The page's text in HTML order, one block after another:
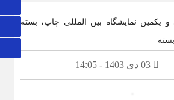
نمایشگاه بین المللی چاپ، بسته